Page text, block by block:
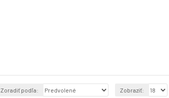
Zoradiť podľa: Zobraziť: